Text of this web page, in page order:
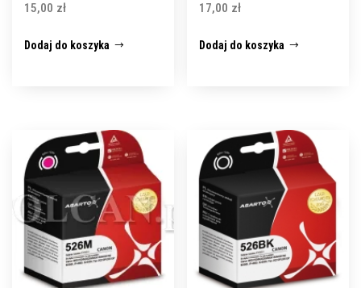
15,00 zł
Dodaj do koszyka
17,00 zł
Dodaj do koszyka